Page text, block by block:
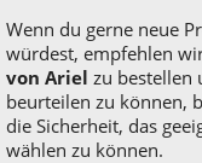
Wenn du gerne neue
würdest, empfehlen
von Ariel zu bestellen
beurteilen zu können,
die Sicherheit, das
wählen zu können.